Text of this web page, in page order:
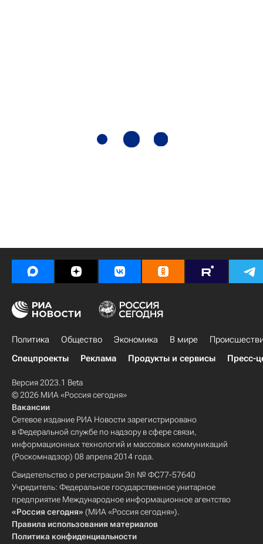
Политика Общество Экономика В мире
Спецпроекты
Реклама Продукты и сервисы Пресс-
Версия 2023.1 Beta
© 2026 МИА «Россия сегодня»
Вакансии
Сетевое издание РИА Новости зарегистрировано
в Федеральной службе по надзору в сфере связи,
информационных технологий и массовых коммуникаций
(Роскомнадзор) 08 апреля 2014 года.
Свидетельство о регистрации Эл № ФС77-57640
Учредитель: Федеральное государственное унитарное
предприятие Международное информационное агентство
«Россия сегодня» (МИА «Россия сегодня»).
Правила использования материалов
Политика конфиденциальности